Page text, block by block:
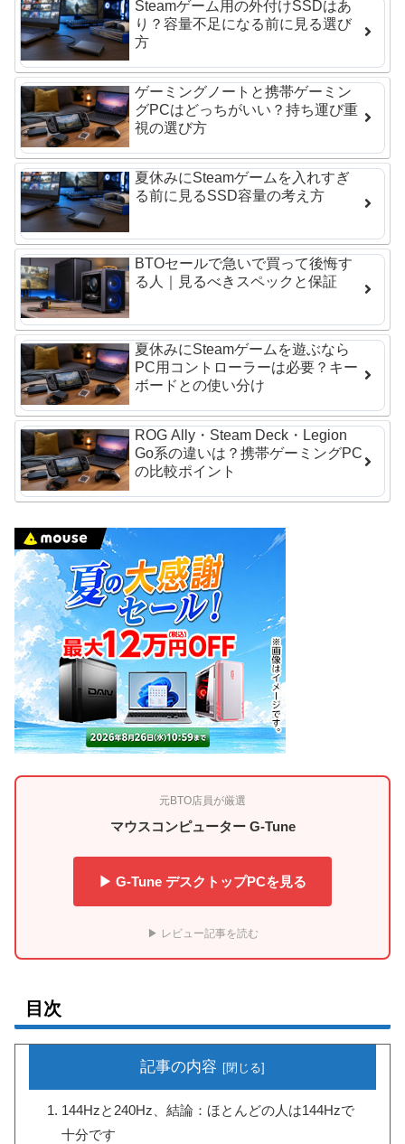
Steamゲーム用の外付けSSDはあ
り？容量不足になる前に見る選び
方
ゲーミングノートと携帯ゲーミン
グPCはどっちがいい？持ち運び重
視の選び方
夏休みにSteamゲームを入れすぎ
る前に見るSSD容量の考え方
BTOセールで急いで買って後悔す
る人｜見るべきスペックと保証
夏休みにSteamゲームを遊ぶなら
PC用コントローラーは必要？キー
ボードとの使い分け
ROG Ally・Steam Deck・Legion
Go系の違いは？携帯ゲーミングPC
の比較ポイント
元BTO店員が厳選
マウスコンピューター G-Tune
▶ G-Tune デスクトップPCを見る
▶ レビュー記事を読む
目次
記事の内容
144Hzと240Hz、結論：ほとんどの人は144Hzで
十分です